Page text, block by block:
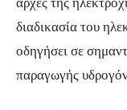
διαδικασία του
οδηγήσει σε
παραγωγής